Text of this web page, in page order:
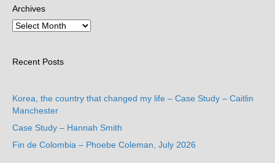
Archives
Recent Posts
Korea, the country that changed my life – Case Study – Caitlin
Manchester
Case Study – Hannah Smith
Fin de Colombia – Phoebe Coleman, July 2026